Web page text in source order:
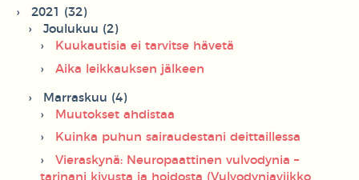
2021 (32)
Joulukuu (2)
Kuukautisia ei tarvitse hävetä
Aika leikkauksen jälkeen
Marraskuu (4)
Muutokset ahdistaa
Kuinka puhun sairaudestani deittaillessa
Vieraskynä: Neuropaattinen vulvodynia –
tarinani kivusta ja hoidosta (Vulvodyniaviikko